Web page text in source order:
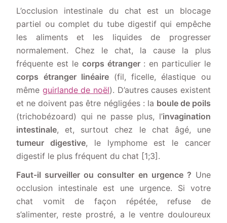
L’occlusion intestinale du chat est un blocage
partiel ou complet du tube digestif qui empêche
les aliments et les liquides de progresser
normalement. Chez le chat, la cause la plus
fréquente est le corps étranger: en particulier le
corps étranger linéaire(fil, ficelle, élastique ou
même guirlande de noël). D’autres causes existent
et ne doivent pas être négligées : la boule de poils
(trichobézoard) qui ne passe plus, l’invagination
intestinale, et, surtout chez le chat âgé, une
tumeur digestive, le lymphome est le cancer
digestif le plus fréquent du chat [1;3].
Faut-il surveiller ou consulter en urgence ? Une
occlusion intestinale est une urgence. Si votre
chat vomit de façon répétée, refuse de
s’alimenter, reste prostré, a le ventre douloureux